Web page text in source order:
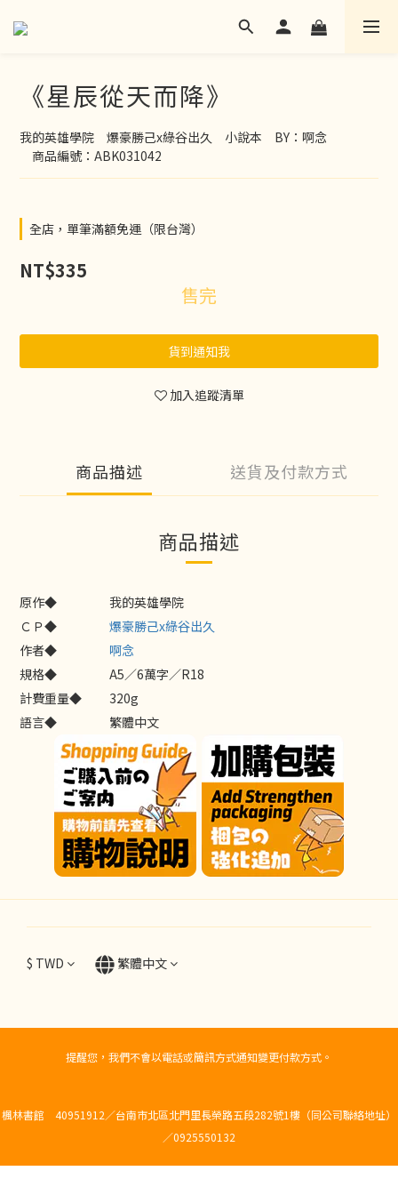
《星辰從天而降》
我的英雄學院　爆豪勝己x綠谷出久　小說本　BY：啊念
商品編號：ABK031042
全店，單筆滿額免運（限台灣）
NT$335
售完
貨到通知我
加入追蹤清單
商品描述 送貨及付款方式
商品描述
原作◆
我的英雄學院
ＣＰ◆
爆豪勝己x綠谷出久
作者◆
啊念
規格◆
A5／6萬字／R18
計費重量◆
320g
語言◆
繁體中文
$ TWD 繁體中文
提醒您，我們不會以電話或簡訊方式通知變更付款方式。
楓林書館 40951912／台南市北區北門里長榮路五段282號1樓（同公司聯絡地址）
／0925550132